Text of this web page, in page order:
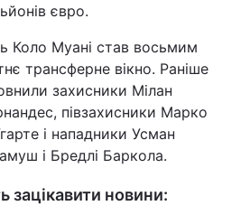
євро.
Коло Муані став восьмим
трансферне вікно. Раніше
захисники Мілан
півзахисники Марко
і нападники Усман
і Бредлі Баркола.
новини: